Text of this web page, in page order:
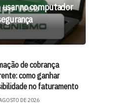
no computador
de cobrança
como ganhar
no faturamento
DE 2026